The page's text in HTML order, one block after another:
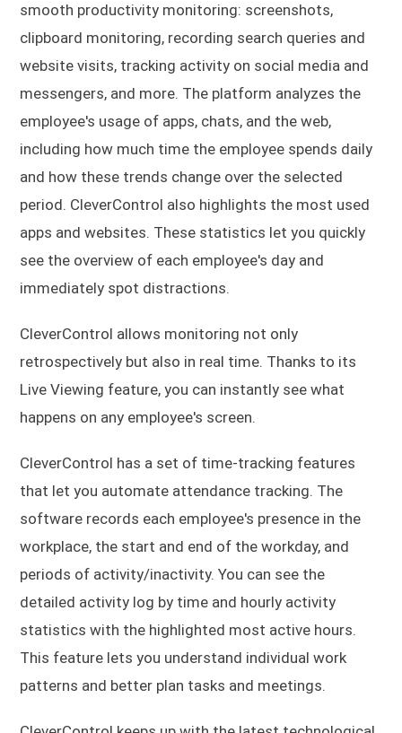
smooth productivity monitoring: screenshots,
clipboard monitoring, recording search queries and
website visits, tracking activity on social media and
messengers, and more. The platform analyzes the
employee's usage of apps, chats, and the web,
including how much time the employee spends daily
and how these trends change over the selected
period. CleverControl also highlights the most used
apps and websites. These statistics let you quickly
see the overview of each employee's day and
immediately spot distractions.
CleverControl allows monitoring not only
retrospectively but also in real time. Thanks to its
Live Viewing feature, you can instantly see what
happens on any employee's screen.
CleverControl has a set of time-tracking features
that let you automate attendance tracking. The
software records each employee's presence in the
workplace, the start and end of the workday, and
periods of activity/inactivity. You can see the
detailed activity log by time and hourly activity
statistics with the highlighted most active hours.
This feature lets you understand individual work
patterns and better plan tasks and meetings.